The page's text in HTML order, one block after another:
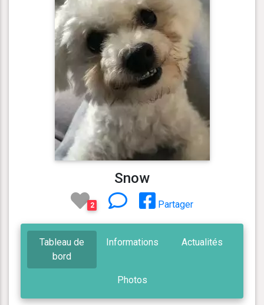
Snow
2 Partager
Tableau de
bord
Informations Actualités
Photos